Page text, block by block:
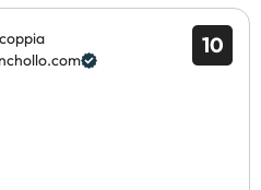
10